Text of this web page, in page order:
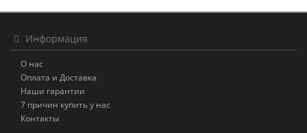
Информация
О нас
Оплата и Доставка
Наши гарантии
7 причин купить у нас
Контакты